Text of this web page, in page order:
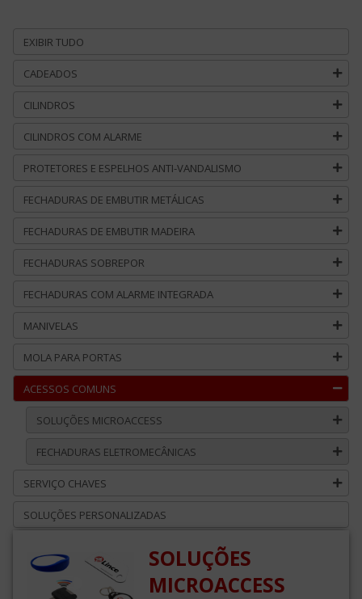
EXIBIR TUDO
CADEADOS
CILINDROS
CILINDROS COM ALARME
PROTETORES E ESPELHOS ANTI-VANDALISMO
FECHADURAS DE EMBUTIR METÁLICAS
FECHADURAS DE EMBUTIR MADEIRA
FECHADURAS SOBREPOR
FECHADURAS COM ALARME INTEGRADA
MANIVELAS
MOLA PARA PORTAS
ACESSOS COMUNS
SOLUÇÕES MICROACCESS
FECHADURAS ELETROMECÂNICAS
SERVIÇO CHAVES
SOLUÇÕES PERSONALIZADAS
SOLUÇÕES
MICROACCESS